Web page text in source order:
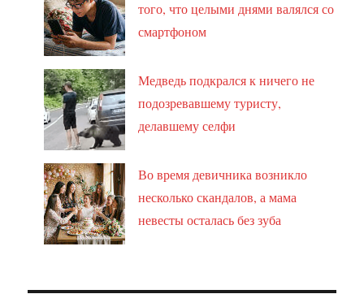
того, что целыми днями валялся со
смартфоном
Медведь подкрался к ничего не
подозревавшему туристу,
делавшему селфи
Во время девичника возникло
несколько скандалов, а мама
невесты осталась без зуба